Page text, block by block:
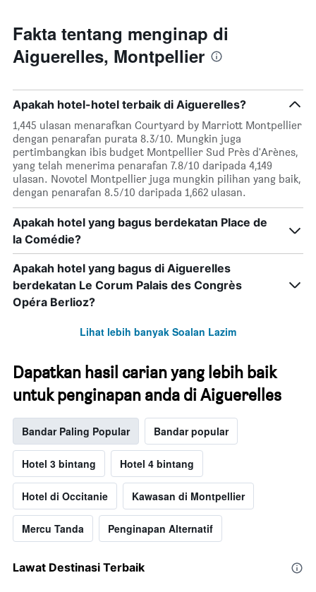
Fakta tentang menginap di
Aiguerelles, Montpellier
Apakah hotel-hotel terbaik di Aiguerelles?
1,445 ulasan menarafkan Courtyard by Marriott Montpellier
dengan penarafan purata 8.3/10. Mungkin juga
pertimbangkan ibis budget Montpellier Sud Près d'Arènes,
yang telah menerima penarafan 7.8/10 daripada 4,149
ulasan. Novotel Montpellier juga mungkin pilihan yang baik,
dengan penarafan 8.5/10 daripada 1,662 ulasan.
Apakah hotel yang bagus berdekatan Place de
la Comédie?
Apakah hotel yang bagus di Aiguerelles
berdekatan Le Corum Palais des Congrès
Opéra Berlioz?
Lihat lebih banyak Soalan Lazim
Dapatkan hasil carian yang lebih baik
untuk penginapan anda di Aiguerelles
Bandar Paling Popular Bandar popular
Hotel 3 bintang Hotel 4 bintang
Hotel di Occitanie Kawasan di Montpellier
Mercu Tanda Penginapan Alternatif
Lawat Destinasi Terbaik